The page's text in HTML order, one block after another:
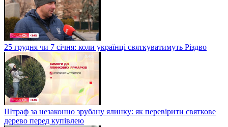
25 грудня чи 7 січня: коли українці святкуватимуть Різдво
Штраф за незаконно зрубану ялинку: як перевірити святкове
дерево перед купівлею